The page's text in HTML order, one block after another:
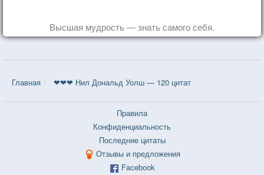
Высшая мудрость — знать самого себя.
Главная ❤❤❤ Нил Дональд Уолш — 120 цитат
Правила
Конфиденциальность
Последние цитаты
Отзывы и предложения
Facebook